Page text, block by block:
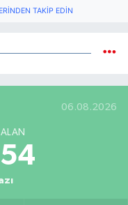
TAKIP EDIN
06.08.2026